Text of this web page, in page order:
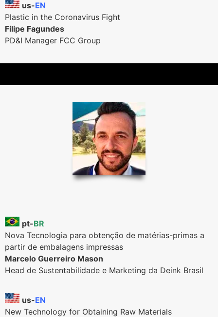
us-EN
Plastic in the Coronavirus Fight
Filipe Fagundes
PD&I Manager FCC Group
pt-BR
Nova Tecnologia para obtenção de matérias-primas a
partir de embalagens impressas
Marcelo Guerreiro Mason
Head de Sustentabilidade e Marketing da Deink Brasil
us-EN
New Technology for Obtaining Raw Materials